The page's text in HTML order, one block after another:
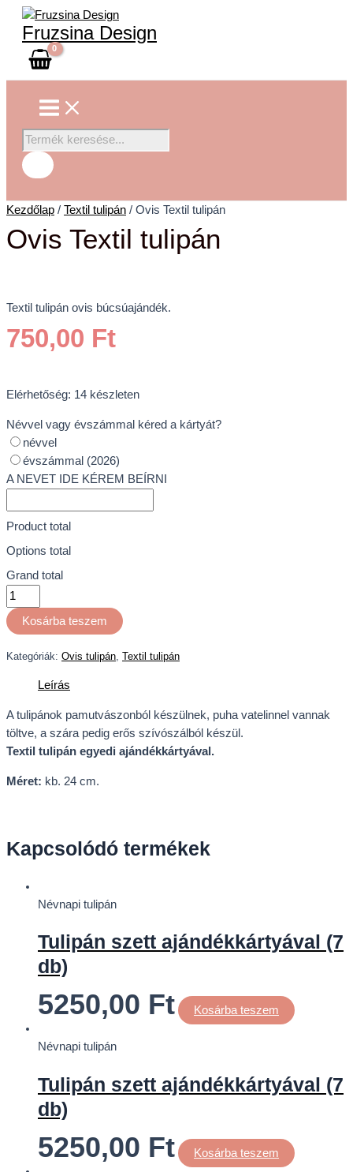
Skip
content
Fruzsina Design
Menu
Products
search
Kezdőlap / Textil tulipán / Ovis Textil tulipán
Ovis Textil tulipán
Textil tulipán ovis búcsúajándék.
750,00 Ft
Elérhetőség: 14 készleten
Névvel vagy évszámmal kéred a kártyát?
névvel
évszámmal (2026)
A NEVET IDE KÉREM BEÍRNI
Product total
Options total
Grand total
Ovis
Textil
tulipán
mennyiség
Kosárba teszem
Kategóriák: Ovis tulipán Textil tulipán
Leírás
A tulipánok pamutvászonból készülnek, puha vatelinnel vannak
töltve, a szára pedig erős szívószálból készül.
Textil tulipán egyedi ajándékkártyával.
Méret: kb. 24 cm.
Kapcsolódó termékek
Névnapi tulipán
Tulipán szett ajándékkártyával (7
db)
5250,00 Ft Kosárba teszem
Névnapi tulipán
Tulipán szett ajándékkártyával (7
db)
5250,00 Ft Kosárba teszem